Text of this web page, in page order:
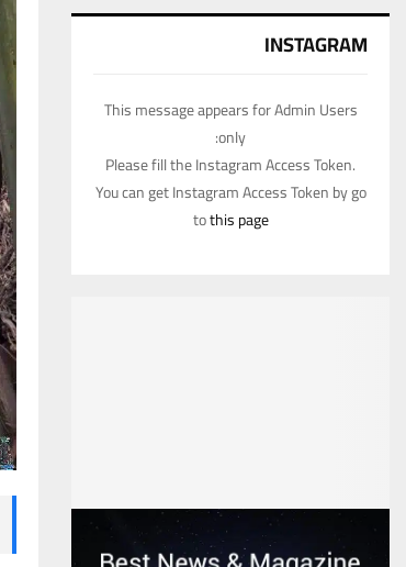
INSTAGRAM
This message appears for Admin Users
only:
Please fill the Instagram Access Token.
You can get Instagram Access Token by go
tothis page